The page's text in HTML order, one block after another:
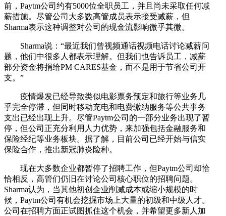
前，Paytm公司约有5000位全职员工，并且尚未采取任何减
薪措施。尽管公司大多数高管成员表示接受减薪，但
Sharma表示这种调整对公司的现金流影响微乎其微。
Sharma说：“最近我们曾视频通话视频电话讨论减薪问
题，他们中很多人都表示理解。但我们也告诉员工，减薪
部分资金将捐给PM CARES基金，而不是用于节省公司开
支。”
疫情爆发已经导致类似电影票务预定和旅行等业务几
乎完全停滞，但同时移动充电和电费缴纳服务等公共事务
支出已经出现上升。尽管Paytm公司的一部分业务出现了暂
停，但公司正充分利用人力优势，来加强包括金融服务和
保险经纪等业务板块。据了解，目前公司已经开始与信实
保险合作，推出新冠肺炎险种。
现在大多数企业都暂停了招聘工作，但Paytm公司却恰
恰相反，高管们仍旧在讨论公司核心职位的招聘问题。
Sharma认为，当其他初创企业削减成本或缩小规模的时
候，Paytm公司有机会挖掘市场上大量的初级和中级人才。
公司在招聘方面正试图抓住这个机会，并希望更多新人加